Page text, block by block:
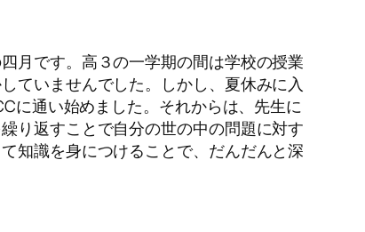
月です。高３の一学期の間は学校の授業
ていませんでした。しかし、夏休みに入
に通い始めました。それからは、先生に
り返すことで自分の世の中の問題に対す
知識を身につけることで、だんだんと深